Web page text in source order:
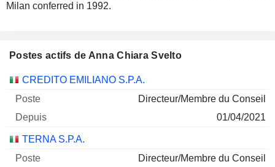
Milan conferred in 1992.
Postes actifs de Anna Chiara Svelto
Sociétés Poste Début
CREDITO EMILIANO S.P.A.
Directeur/Membre du Conseil
01/04/2021
TERNA S.P.A.
Directeur/Membre du Conseil